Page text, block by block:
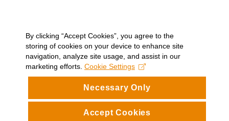
By clicking “Accept Cookies”, you agree to the
storing of cookies on your device to enhance site
navigation, analyze site usage, and assist in our
marketing efforts. Cookie Settings
Necessary Only
Accept Cookies